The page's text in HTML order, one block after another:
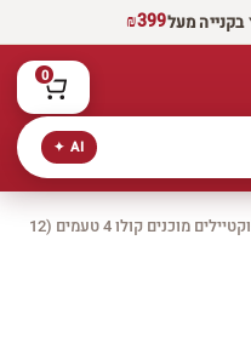
מעל₪399
AI ✦
0
קוקטיילים מוכנים קולו 4 טעמים (12